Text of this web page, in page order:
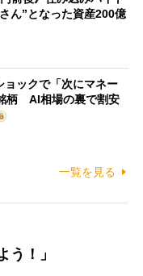
ん”となった資産200億
ョックで「次にマネー
柄 AI相場の裏で割安
一覧を見る
う！」